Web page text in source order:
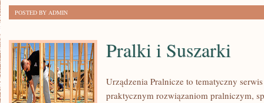
POSTED BY ADMIN
Pralki i Suszarki
Urządzenia Pralnicze to tematyczny
praktycznym rozwiązaniom pralniczym,